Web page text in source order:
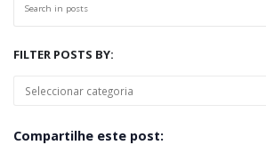
FILTER POSTS BY:
Compartilhe este post: